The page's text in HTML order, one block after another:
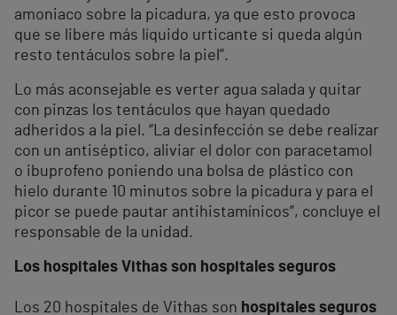
amoniaco sobre la picadura, ya que esto provoca
que se libere más líquido urticante si queda algún
resto tentáculos sobre la piel”.
Lo más aconsejable es verter agua salada y quitar
con pinzas los tentáculos que hayan quedado
adheridos a la piel. “La desinfección se debe realizar
con un antiséptico, aliviar el dolor con paracetamol
o ibuprofeno poniendo una bolsa de plástico con
hielo durante 10 minutos sobre la picadura y para el
picor se puede pautar antihistamínicos”, concluye el
responsable de la unidad.
Los hospitales Vithas son hospitales seguros
Los 20 hospitales de Vithas son hospitales seguros